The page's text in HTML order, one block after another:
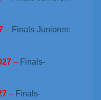
– Finals-Junioren:
– Finals-
– Finals-